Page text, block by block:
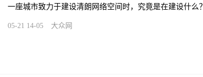
一座城市致力于建设清朗网络空间时，究竟是在建设什么？
05-21 14-05 大众网